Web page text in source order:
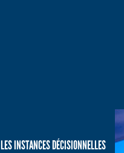
LES INSTANCES DÉCISIONNELLES